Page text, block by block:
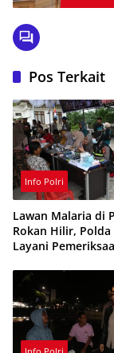
Pos Terkait
Info Polri
Lawan Malaria di
Rokan Hilir, Polda
Layani